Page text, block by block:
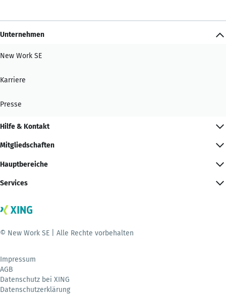
Unternehmen
New Work SE
Karriere
Presse
Hilfe & Kontakt
Mitgliedschaften
Hauptbereiche
Services
© New Work SE | Alle Rechte vorbehalten
Impressum
AGB
Datenschutz bei XING
Datenschutzerklärung